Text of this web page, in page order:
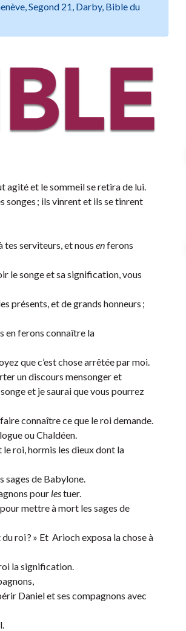
Segond 21, Darby, Bible du
agité et le sommeil se retira de lui.
songes ; ils vinrent et ils se tinrent
tes serviteurs, et nous enferons
le songe et sa signification, vous
présents, et de grands honneurs ;
en ferons connaître la
que c’est chose arrêtée par moi.
un discours mensonger et
et je saurai que vous pourrez
connaître ce que le roi demande.
ou Chaldéen.
le roi, hormis les dieux dont la
sages de Babylone.
pour lestuer.
mettre à mort les sages de
roi ? » Et Arioch exposa la chose à
la signification.
Daniel et ses compagnons avec